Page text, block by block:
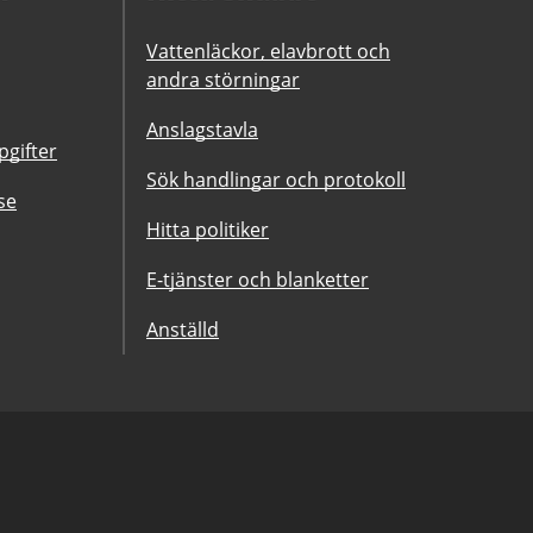
Vattenläckor, elavbrott och
andra störningar
Anslagstavla
Sök handlingar och protokoll
Hitta politiker
E-tjänster och blanketter
Anställd